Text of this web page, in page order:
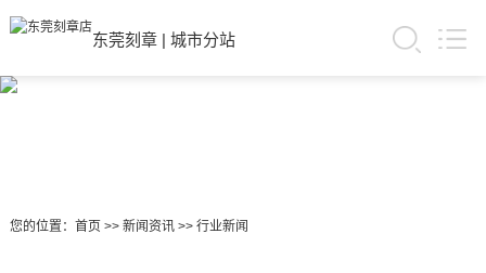
东莞刻章| 城市分站
您的位置： 首页 >> 新闻资讯>> 行业新闻